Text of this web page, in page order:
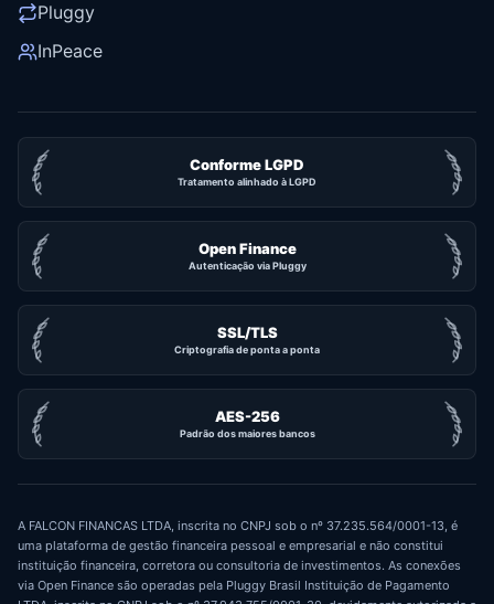
Pluggy
InPeace
Conforme LGPD
Tratamento alinhado à LGPD
Open Finance
Autenticação via Pluggy
SSL/TLS
Criptografia de ponta a ponta
AES-256
Padrão dos maiores bancos
A FALCON FINANCAS LTDA, inscrita no CNPJ sob o nº 37.235.564/0001-13, é
uma plataforma de gestão financeira pessoal e empresarial e não constitui
instituição financeira, corretora ou consultoria de investimentos. As conexões
via Open Finance são operadas pela Pluggy Brasil Instituição de Pagamento